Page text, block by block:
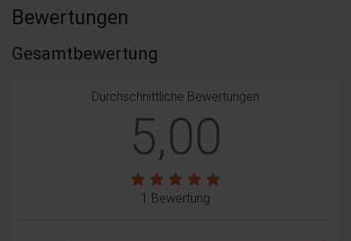
Bewertungen
Gesamtbewertung
Durchschnittliche Bewertungen
5,00
1 Bewertung